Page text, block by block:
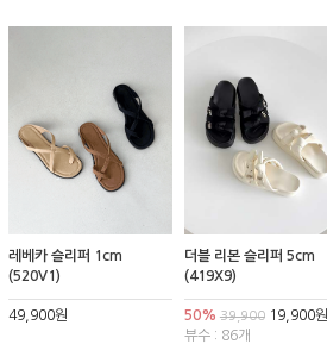
레베카 슬리퍼 1cm
(520V1)
49,900원
더블 리본 슬리퍼 5cm
(419X9)
50% 39,90019,900원
뷰수 : 86개